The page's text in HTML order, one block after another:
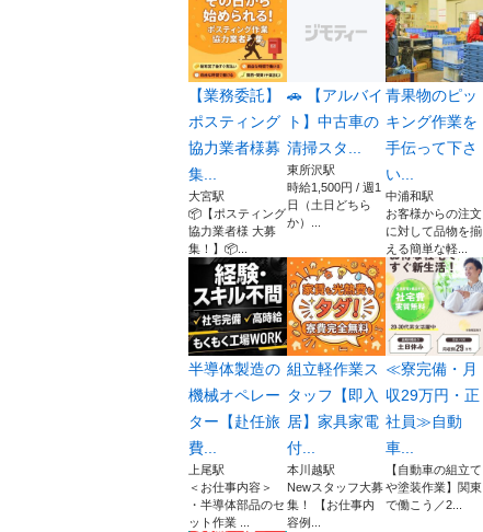
【業務委託】
ポスティング
協力業者様募
集...
大宮駅
📦【ポスティング
協力業者様 大募
集！】📦...
​🚗 【アルバイ
ト】中古車の
清掃スタ...
東所沢駅
時給1,500円 / 週1
日（土日どちら
か）...
青果物のピッ
キング作業を
手伝って下さ
い...
中浦和駅
お客様からの注文
に対して品物を揃
える簡単な軽...
半導体製造の
機械オペレー
ター【赴任旅
費...
上尾駅
＜お仕事内容＞
・半導体部品のセ
ット作業 ...
組立軽作業ス
タッフ【即入
居】家具家電
付...
本川越駅
Newスタッフ大募
集！ 【お仕事内
容例...
≪寮完備・月
収29万円・正
社員≫自動
車...
【自動車の組立て
や塗装作業】関東
で働こう／2...